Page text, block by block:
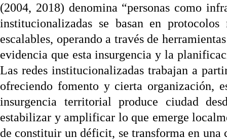
(2004, 2018) denomina “personas como
institucionalizadas se basan en
escalables, operando a través de
evidencia que esta insurgencia y la
Las redes institucionalizadas trabajan a
ofreciendo fomento y cierta organización,
insurgencia territorial produce ciudad
estabilizar y amplificar lo que emerge
de constituir un déficit, se transforma en